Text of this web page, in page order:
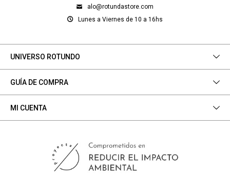
alo@rotundastore.com
Lunes a Viernes de 10 a 16hs
UNIVERSO ROTUNDO
GUÍA DE COMPRA
MI CUENTA